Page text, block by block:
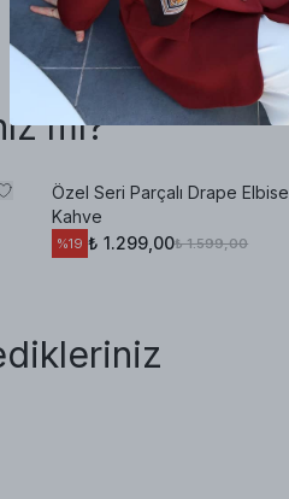
mı?
Özel Seri Parçalı Drape Elbise
Kahve
%19 ₺ 1.299,00₺ 1.599,00